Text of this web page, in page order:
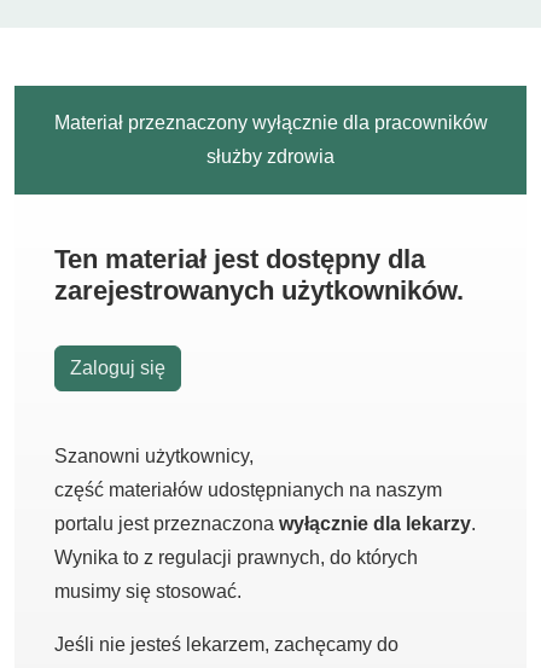
Materiał przeznaczony wyłącznie dla pracowników
służby zdrowia
Ten materiał jest dostępny dla
zarejestrowanych użytkowników.
Zaloguj się
Szanowni użytkownicy,
część materiałów udostępnianych na naszym
portalu jest przeznaczona wyłącznie dla lekarzy.
Wynika to z regulacji prawnych, do których
musimy się stosować.
Jeśli nie jesteś lekarzem, zachęcamy do